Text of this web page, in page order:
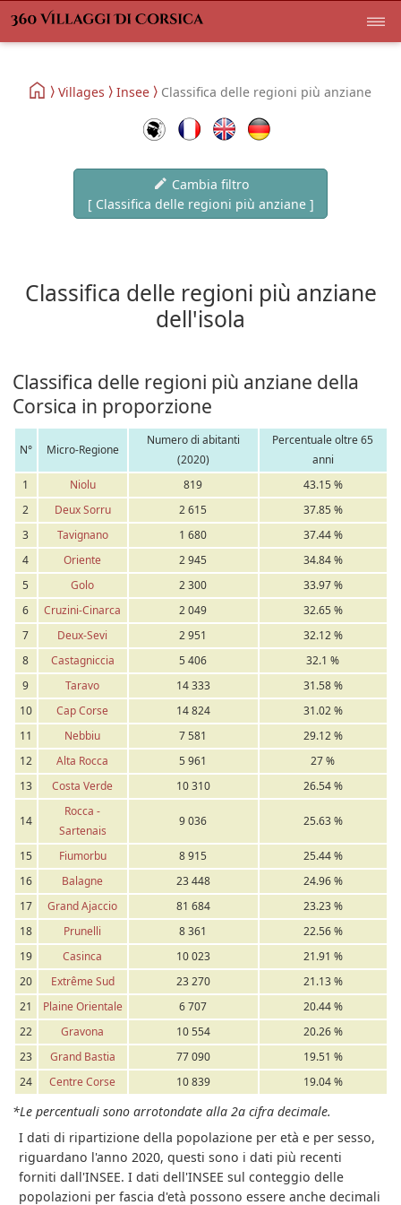
Villages Insee Classifica delle regioni più anziane
Cambia filtro
[ Classifica delle regioni più anziane ]
Classifica delle regioni più anziane
dell'isola
Classifica delle regioni più anziane della
Corsica in proporzione
N° Micro-Regione
Numero di abitanti
(2020)
Percentuale oltre 65
anni
1
Niolu 819
43.15 %
2
Deux Sorru 2 615
37.85 %
3
Tavignano 1 680
37.44 %
4
Oriente 2 945
34.84 %
5
Golo 2 300
33.97 %
6
Cruzini-Cinarca 2 049
32.65 %
7
Deux-Sevi 2 951
32.12 %
8
Castagniccia 5 406
32.1 %
9
Taravo 14 333
31.58 %
10
Cap Corse 14 824
31.02 %
11
Nebbiu 7 581
29.12 %
12
Alta Rocca 5 961
27 %
13
Costa Verde 10 310 26.54 %
14
Rocca -
Sartenais
9 036 25.63 %
15 Fiumorbu 8 915
25.44 %
16
Balagne 23 448
24.96 %
17
Grand Ajaccio 81 684
23.23 %
18
Prunelli 8 361
22.56 %
19
Casinca 10 023
21.91 %
20
Extrême Sud 23 270
21.13 %
21
Plaine Orientale 6 707
20.44 %
22
Gravona 10 554
20.26 %
23
Grand Bastia 77 090
19.51 %
24
Centre Corse 10 839 19.04 %
*Le percentuali sono arrotondate alla 2a cifra decimale.
I dati di ripartizione della popolazione per età e per sesso,
riguardano l'anno 2020, questi sono i dati più recenti
forniti dall'INSEE. I dati dell'INSEE sul conteggio delle
popolazioni per fascia d'età possono essere anche decimali